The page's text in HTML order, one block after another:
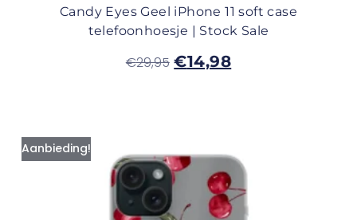
Candy Eyes Geel iPhone 11 soft case
telefoonhoesje | Stock Sale
€29,95 €14,98
Aanbieding!